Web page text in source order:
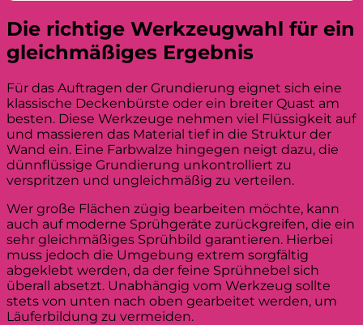
Die richtige Werkzeugwahl für ein
gleichmäßiges Ergebnis
Für das Auftragen der Grundierung eignet sich eine
klassische Deckenbürste oder ein breiter Quast am
besten. Diese Werkzeuge nehmen viel Flüssigkeit auf
und massieren das Material tief in die Struktur der
Wand ein. Eine Farbwalze hingegen neigt dazu, die
dünnflüssige Grundierung unkontrolliert zu
verspritzen und ungleichmäßig zu verteilen.
Wer große Flächen zügig bearbeiten möchte, kann
auch auf moderne Sprühgeräte zurückgreifen, die ein
sehr gleichmäßiges Sprühbild garantieren. Hierbei
muss jedoch die Umgebung extrem sorgfältig
abgeklebt werden, da der feine Sprühnebel sich
überall absetzt. Unabhängig vom Werkzeug sollte
stets von unten nach oben gearbeitet werden, um
Läuferbildung zu vermeiden.